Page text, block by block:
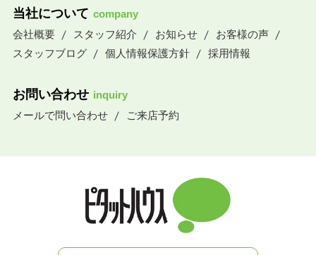
当社について company
会社概要
スタッフ紹介 お知らせ
お客様の声
スタッフブログ
個人情報保護方針 採用情報
お問い合わせ inquiry
メールで問い合わせ
ご来店予約